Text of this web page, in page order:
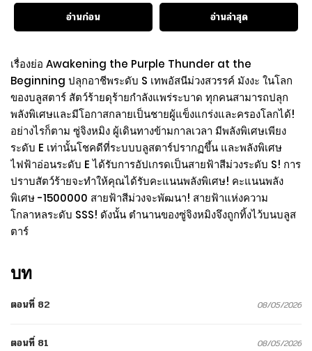
อ่านก่อน
อ่านล่าสุด
เรื่องย่อ Awakening the Purple Thunder at the
Beginning ปลุกอาชีพระดับ S เทพอัสนีม่วงสวรรค์ มังงะ ในโลก
ของบลูสตาร์ สัตว์ร้ายดุร้ายกำลังแพร่ระบาด ทุกคนสามารถปลุก
พลังพิเศษและมีโอกาสกลายเป็นชายผู้แข็งแกร่งและครองโลกได้!
อย่างไรก็ตาม ซู่จิงหมิง ผู้เดินทางข้ามกาลเวลา มีพลังพิเศษเพียง
ระดับ E เท่านั้นโชคดีที่ระบบบลูสตาร์ปรากฏขึ้น และพลังพิเศษ
ไฟฟ้าอ่อนระดับ E ได้รับการอัปเกรดเป็นสายฟ้าสีม่วงระดับ S! การ
ปราบสัตว์ร้ายจะทำให้คุณได้รับคะแนนพลังพิเศษ! คะแนนพลัง
พิเศษ -1500000 สายฟ้าสีม่วงจะพัฒนา! สายฟ้าแห่งความ
โกลาหลระดับ SSS! ดังนั้น ตำนานของซู่จิงหมิงจึงถูกทิ้งไว้บนบลูส
ตาร์
บท
ตอนที่ 82 08/05/2026
ตอนที่ 81 08/05/2026